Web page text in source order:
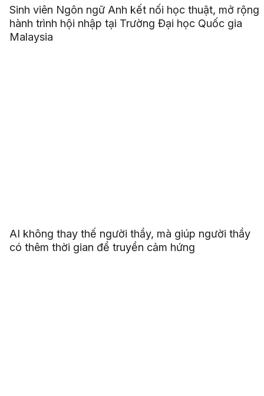
Sinh viên Ngôn ngữ Anh kết nối học thuật, mở rộng
hành trình hội nhập tại Trường Đại học Quốc gia
Malaysia
AI không thay thế người thầy, mà giúp người thầy
có thêm thời gian để truyền cảm hứng